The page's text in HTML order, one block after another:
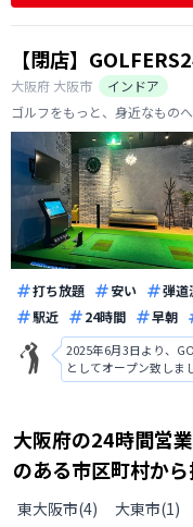
【閉店】
大阪府 大阪市
インドア
ゴルフをもっと、身近なものへ
打ち放題 安い 弾道
駅近
24時間 早朝
2025年6月3日より、
としてオープン致しま
大阪府の24時間営
のある市区町村か
東大阪市(4) 大東市(1)